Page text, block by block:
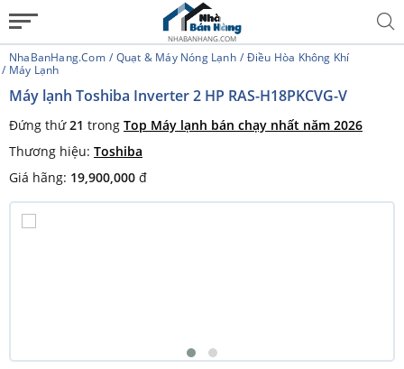
NHABANHANG.COM
NhaBanHang.com Quạt & Máy Nóng Lạnh
Điều Hòa Không Khí
Máy Lạnh
Máy lạnh Toshiba Inverter 2 HP RAS-H18PKCVG-V
Đứng thứ21 trong Top Máy lạnh bán chạy nhất năm 2026
Thương hiệu: Toshiba
Giá hãng: 19,900,000 đ